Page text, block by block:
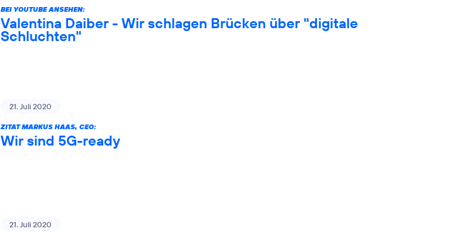
BEI YOUTUBE ANSEHEN:
Valentina Daiber - Wir schlagen Brücken über "digitale
Schluchten"
21. Juli 2020
ZITAT MARKUS HAAS, CEO:
Wir sind 5G-ready
21. Juli 2020